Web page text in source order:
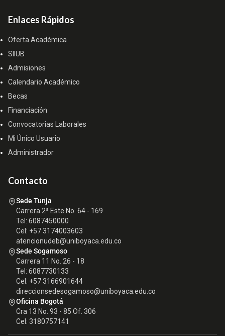
Enlaces Rápidos
Oferta Académica
SIIUB
Admisiones
Calendario Académico
Becas
Financiación
Convocatorias Laborales
Mi Único Usuario
Administrador
Contacto
Sede Tunja
Carrera 2ª Este No. 64 - 169
Tel: 6087450000
Cel: +57 3174003603
atencionudeb@uniboyaca.edu.co
Sede Sogamoso
Carrera 11 No. 26 - 18
Tel: 6087730133
Cel: +57 3166901644
direccionsedesogamoso@uniboyaca.edu.co
Oficina Bogotá
Cra 13 No. 93 - 85 Of. 306
Cel: 3180757141